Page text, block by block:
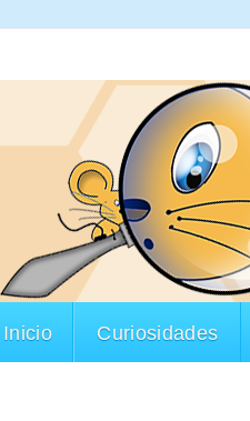
Inicio Curiosidades